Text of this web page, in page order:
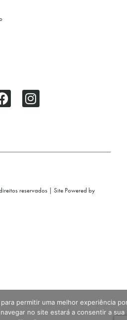
reservados | Site Powered by
permitir uma melhor experiência
no site estará a consentir a sua